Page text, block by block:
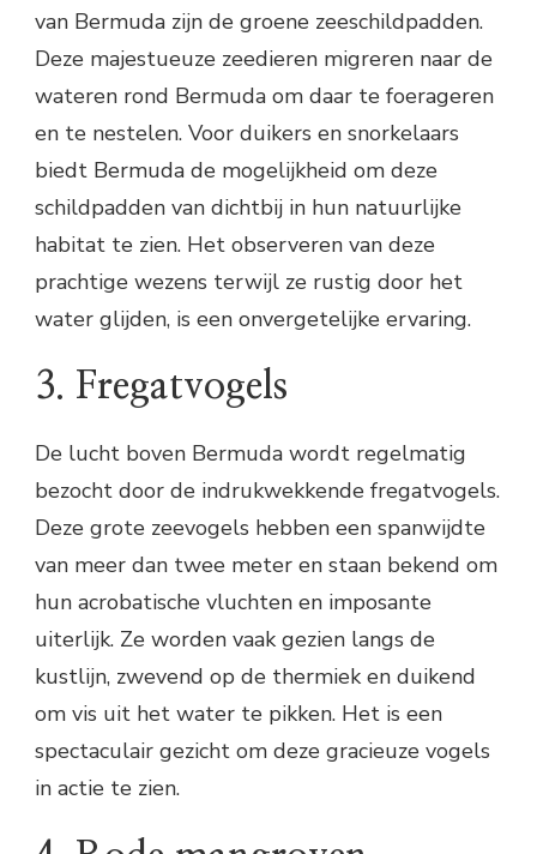
van Bermuda zijn de groene zeeschildpadden.
Deze majestueuze zeedieren migreren naar de
wateren rond Bermuda om daar te foerageren
en te nestelen. Voor duikers en snorkelaars
biedt Bermuda de mogelijkheid om deze
schildpadden van dichtbij in hun natuurlijke
habitat te zien. Het observeren van deze
prachtige wezens terwijl ze rustig door het
water glijden, is een onvergetelijke ervaring.
3. Fregatvogels
De lucht boven Bermuda wordt regelmatig
bezocht door de indrukwekkende fregatvogels.
Deze grote zeevogels hebben een spanwijdte
van meer dan twee meter en staan bekend om
hun acrobatische vluchten en imposante
uiterlijk. Ze worden vaak gezien langs de
kustlijn, zwevend op de thermiek en duikend
om vis uit het water te pikken. Het is een
spectaculair gezicht om deze gracieuze vogels
in actie te zien.